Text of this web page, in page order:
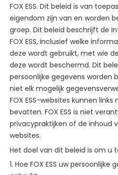
FOX ESS. Dit beleid is van
eigendom zijn van en worden
groep. Dit beleid beschrijft de
FOX ESS, inclusief welke
deze wordt gebruikt, met wie
deze wordt beschermd. Dit
persoonlijke gegevens worden
niet elk mogelijk
FOX ESS-websites kunnen
bevatten. FOX ESS is niet
privacypraktijken of de inhoud
websites.
Het doel van dit beleid is om u
1. Hoe FOX ESS uw